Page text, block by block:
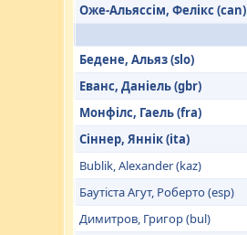
Оже-Альяссім, Фелікс (can)
Бедене, Альяз (slo)
Еванс, Даніель (gbr)
Монфілс, Гаель (fra)
Сіннер, Яннік (ita)
Bublik, Alexander (kaz)
Баутіста Агут, Роберто (esp)
Димитров, Григор (bul)